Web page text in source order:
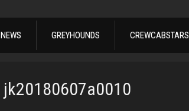
NEWS GREYHOUNDS CREWCABSTARS
jk20180607a0010